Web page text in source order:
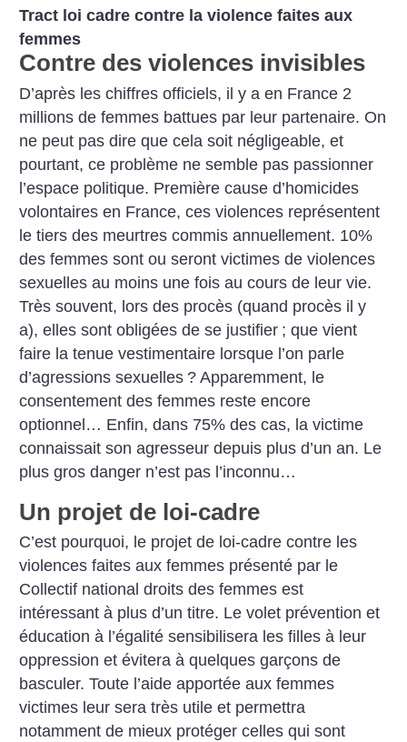
Tract loi cadre contre la violence faites aux
femmes
Contre des violences invisibles
D’après les chiffres officiels, il y a en France 2
millions de femmes battues par leur partenaire. On
ne peut pas dire que cela soit négligeable, et
pourtant, ce problème ne semble pas passionner
l’espace politique. Première cause d’homicides
volontaires en France, ces violences représentent
le tiers des meurtres commis annuellement. 10%
des femmes sont ou seront victimes de violences
sexuelles au moins une fois au cours de leur vie.
Très souvent, lors des procès (quand procès il y
a), elles sont obligées de se justifier ; que vient
faire la tenue vestimentaire lorsque l’on parle
d’agressions sexuelles ? Apparemment, le
consentement des femmes reste encore
optionnel… Enfin, dans 75% des cas, la victime
connaissait son agresseur depuis plus d’un an. Le
plus gros danger n’est pas l’inconnu…
Un projet de loi-cadre
C’est pourquoi, le projet de loi-cadre contre les
violences faites aux femmes présenté par le
Collectif national droits des femmes est
intéressant à plus d’un titre. Le volet prévention et
éducation à l’égalité sensibilisera les filles à leur
oppression et évitera à quelques garçons de
basculer. Toute l’aide apportée aux femmes
victimes leur sera très utile et permettra
notamment de mieux protéger celles qui sont